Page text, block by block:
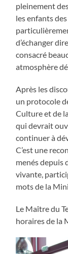
pleinement
les enfants
d’échanger
consacré
atmosphère
Après les
un protocole
Culture et de
qui devrait
continuer à
C’est une
menés depuis
vivante,
mots de la
Le Maître du
horaires de la